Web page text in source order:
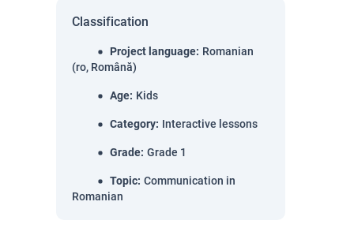
Classification
Project language: Romanian
(ro, Română)
Age: Kids
Category: Interactive lessons
Grade: Grade 1
Topic: Communication in
Romanian